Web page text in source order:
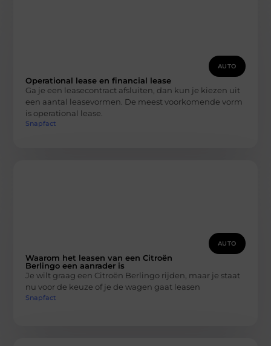
AUTO
Operational lease en financial lease
Ga je een leasecontract afsluiten, dan kun je kiezen uit
een aantal leasevormen. De meest voorkomende vorm
is operational lease.
Snapfact
AUTO
Waarom het leasen van een Citroën
Berlingo een aanrader is
Je wilt graag een Citroën Berlingo rijden, maar je staat
nu voor de keuze of je de wagen gaat leasen
Snapfact